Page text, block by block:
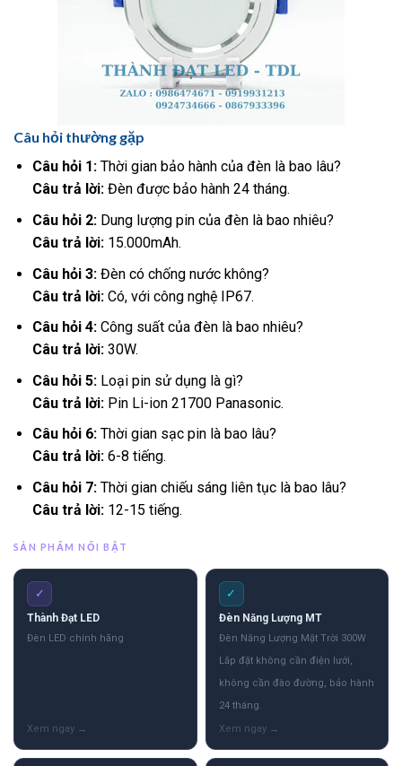
Câu hỏi thường gặp
Câu hỏi 1:Thời gian bảo hành của đèn là bao lâu?
Câu trả lời:Đèn được bảo hành 24 tháng.
Câu hỏi 2:Dung lượng pin của đèn là bao nhiêu?
Câu trả lời:15.000mAh.
Câu hỏi 3:Đèn có chống nước không?
Câu trả lời:Có, với công nghệ IP67.
Câu hỏi 4:Công suất của đèn là bao nhiêu?
Câu trả lời:30W.
Câu hỏi 5:Loại pin sử dụng là gì?
Câu trả lời:Pin Li-ion 21700 Panasonic.
Câu hỏi 6:Thời gian sạc pin là bao lâu?
Câu trả lời:6-8 tiếng.
Câu hỏi 7:Thời gian chiếu sáng liên tục là bao lâu?
Câu trả lời:12-15 tiếng.
SẢN PHẨM NỔI BẬT
✓
Thành Đạt LED
Đèn LED chính hãng
✓
Đèn Năng Lượng MT
Đèn Năng Lượng Mặt Trời 300W
Lắp đặt không cần điện lưới,
không cần đào đường, bảo hành
24 tháng.